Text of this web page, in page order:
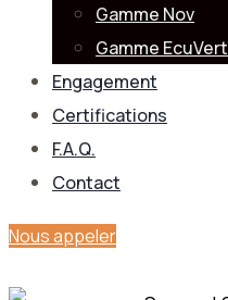
Gamme Nov
Gamme EcuVert
Engagement
Certifications
F.A.Q.
Contact
Nous appeler